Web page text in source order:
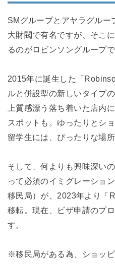
SMグループとアヤラグルー
大財閥で有名ですが、そこ
るのがロビンソングループで
2015年に誕生した「
ルと併設型の新しいタイプ
上質感漂う落ち着いた店内
スポットも。ゆったりとシ
留学生には、ぴったりな場所
そして、何よりも興味深い
って必須のイミグレーショ
移民局）が、2023年より「
移転。現在、ビザ申請のプ
す。
※移民局がある為、ショッ